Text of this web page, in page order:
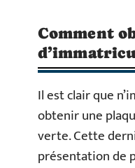
Comment
Il est clair que
obtenir une
verte. Cette
présentation de